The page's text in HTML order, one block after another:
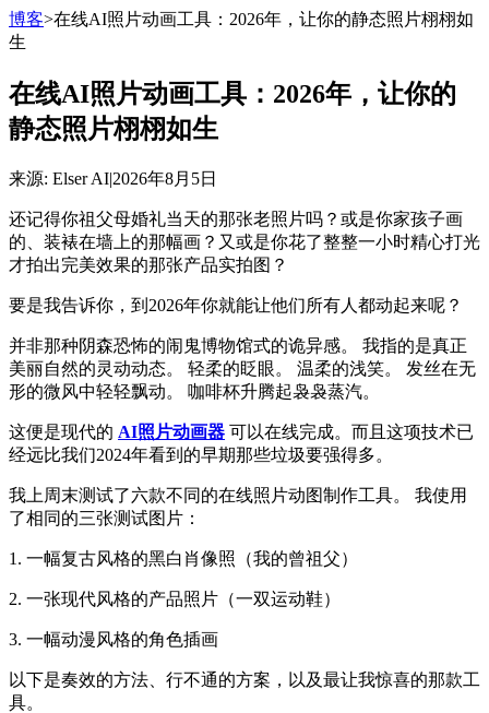
博客>在线AI照片动画工具：2026年，让你的静态照片栩栩如
生
在线AI照片动画工具：2026年，让你的
静态照片栩栩如生
来源: Elser AI|2026年8月5日
还记得你祖父母婚礼当天的那张老照片吗？或是你家孩子画
的、装裱在墙上的那幅画？又或是你花了整整一小时精心打光
才拍出完美效果的那张产品实拍图？
要是我告诉你，到2026年你就能让他们所有人都动起来呢？
并非那种阴森恐怖的闹鬼博物馆式的诡异感。 我指的是真正
美丽自然的灵动动态。 轻柔的眨眼。 温柔的浅笑。 发丝在无
形的微风中轻轻飘动。 咖啡杯升腾起袅袅蒸汽。
这便是现代的 AI照片动画器 可以在线完成。而且这项技术已
经远比我们2024年看到的早期那些垃圾要强得多。
我上周末测试了六款不同的在线照片动图制作工具。 我使用
了相同的三张测试图片：
1. 一幅复古风格的黑白肖像照（我的曾祖父）
2. 一张现代风格的产品照片（一双运动鞋）
3. 一幅动漫风格的角色插画
以下是奏效的方法、行不通的方案，以及最让我惊喜的那款工
具。